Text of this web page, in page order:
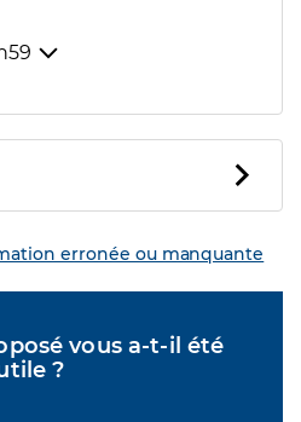
erronée ou manquante
vous a-t-il été
?